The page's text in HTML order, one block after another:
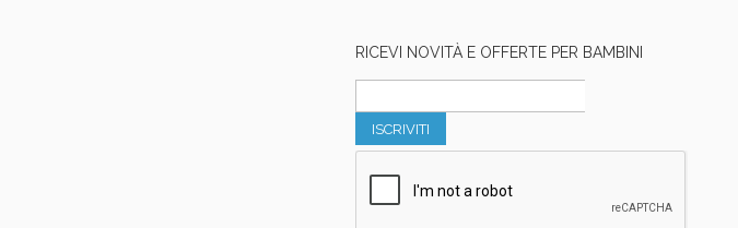
RICEVI NOVITÀ E OFFERTE PER BAMBINI
ISCRIVITI